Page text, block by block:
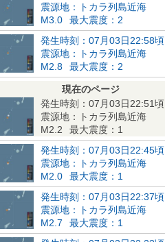
震源地：トカラ列島近海
M3.0
最大震度：2
発生時刻：07月03日22:58頃
震源地：トカラ列島近海
M2.8
最大震度：2
現在のページ
発生時刻：07月03日22:51頃
震源地：トカラ列島近海
M2.2
最大震度：1
発生時刻：07月03日22:45頃
震源地：トカラ列島近海
M2.0
最大震度：1
発生時刻：07月03日22:37頃
震源地：トカラ列島近海
M2.7
最大震度：1